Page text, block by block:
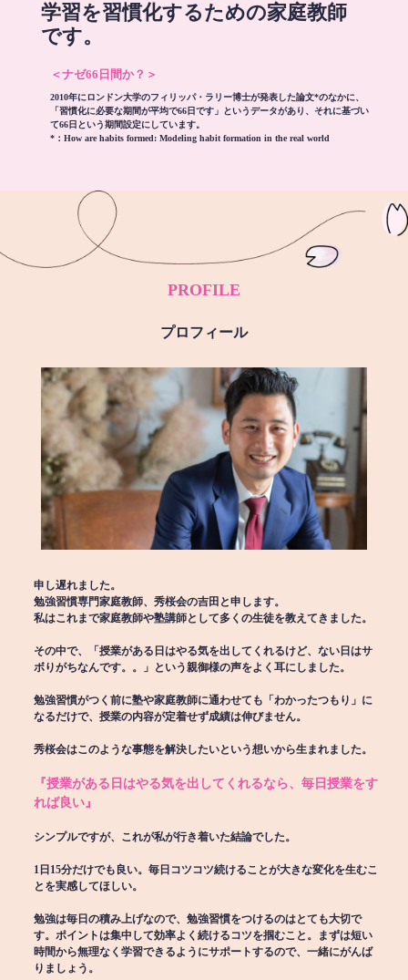
学習を習慣化するための家庭教師
です。
＜ナゼ66日間か？＞
2010年にロンドン大学のフィリッパ・ラリー博士が発表した論文*のなかに、
「習慣化に必要な期間が平均で66日です」というデータがあり、それに基づい
て66日という期間設定にしています。
*： How are habits formed: Modeling habit formation in the real world
PROFILE
プロフィール
申し遅れました。
勉強習慣専門家庭教師、秀桜会の吉田と申します。
私はこれまで家庭教師や塾講師として多くの生徒を教えてきました。
その中で、「授業がある日はやる気を出してくれるけど、ない日はサ
ボりがちなんです。。」という親御様の声をよく耳にしました。
勉強習慣がつく前に塾や家庭教師に通わせても「わかったつもり」に
なるだけで、授業の内容が定着せず成績は伸びません。
秀桜会はこのような事態を解決したいという想いから生まれました。
『授業がある日はやる気を出してくれるなら、毎日授業をす
れば良い』
シンプルですが、これが私が行き着いた結論でした。
1日15分だけでも良い。毎日コツコツ続けることが大きな変化を生むこ
とを実感してほしい。
勉強は毎日の積み上げなので、勉強習慣をつけるのはとても大切で
す。ポイントは集中して効率よく続けるコツを掴むこと。まずは短い
時間から無理なく学習できるようにサポートするので、一緒にがんば
りましょう。